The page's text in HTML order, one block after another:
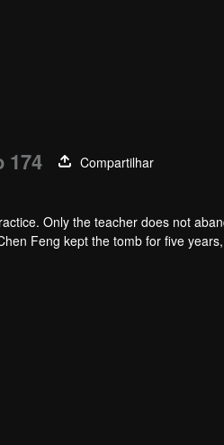
174
Compartilhar
Only the teacher does not
Feng kept the tomb for five
ancient tripod. From then on,